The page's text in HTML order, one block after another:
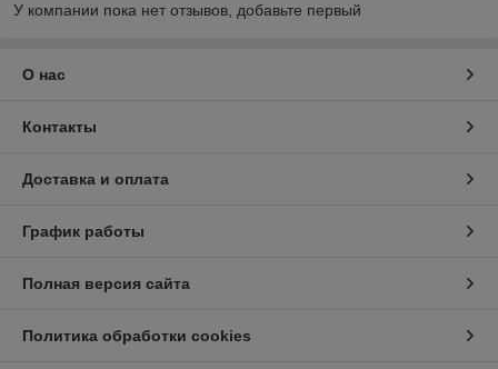
У компании пока нет отзывов, добавьте первый
О нас
Контакты
Доставка и оплата
График работы
Полная версия сайта
Политика обработки cookies